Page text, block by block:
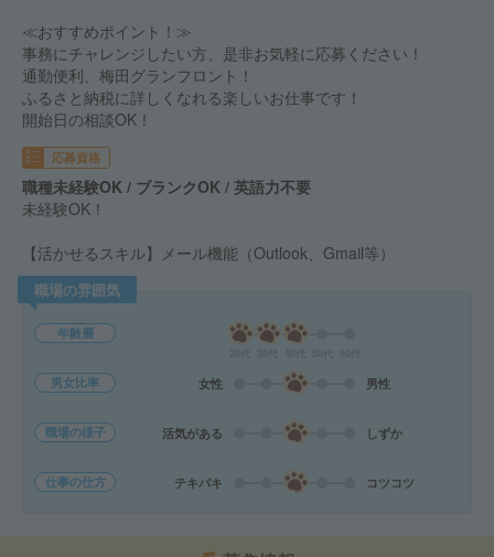
≪おすすめポイント！≫
事務にチャレンジしたい方、是非お気軽に応募ください！
通勤便利、梅田グランフロント！
ふるさと納税に詳しくなれる楽しいお仕事です！
開始日の相談OK！
応募資格
職種未経験OK / ブランクOK / 英語力不要
未経験OK！
【活かせるスキル】メール機能（Outlook、Gmail等）
職場の雰囲気
年齢層
男女比率 女性 男性
職場の様子 活気がある しずか
仕事の仕方 テキパキ コツコツ